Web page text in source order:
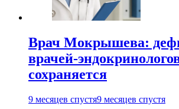
Врач Мокрышева:
врачей-
сохраняется
9 месяцев спустя9 месяцев спустя